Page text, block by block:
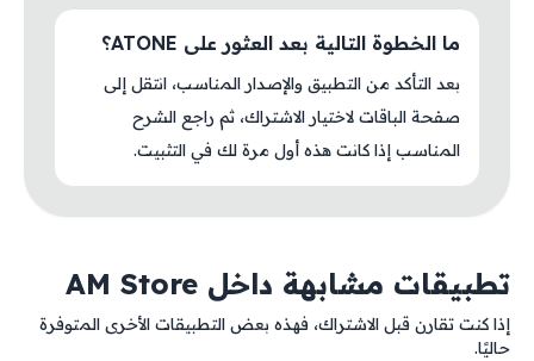
ما الخطوة التالية بعد العثور على ATONE؟
بعد التأكد من التطبيق والإصدار المناسب، انتقل إلى
صفحة الباقات لاختيار الاشتراك، ثم راجع الشرح
المناسب إذا كانت هذه أول مرة لك في التثبيت.
تطبيقات مشابهة داخل AM Store
إذا كنت تقارن قبل الاشتراك، فهذه بعض التطبيقات الأخرى المتوفرة
حاليًا.